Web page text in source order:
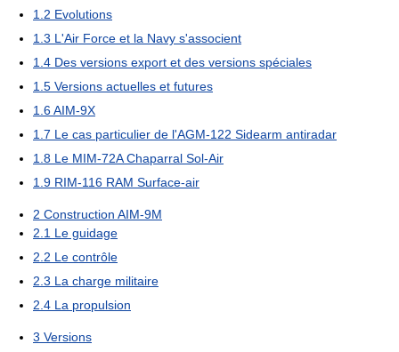
1.2 Evolutions
1.3 L'Air Force et la Navy s'associent
1.4 Des versions export et des versions spéciales
1.5 Versions actuelles et futures
1.6AIM-9X
1.7 Le cas particulier de l'AGM-122 Sidearm antiradar
1.8 Le MIM-72A Chaparral Sol-Air
1.9 RIM-116 RAM Surface-air
2 Construction AIM-9M
2.1 Le guidage
2.2 Le contrôle
2.3 La charge militaire
2.4 La propulsion
3 Versions